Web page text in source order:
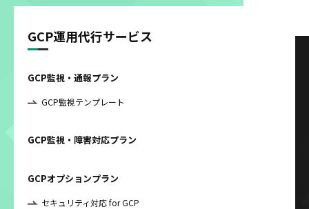
GCP運用代行サービス
GCP監視・通報プラン
GCP監視テンプレート
GCP監視・障害対応プラン
GCPオプションプラン
セキュリティ対応 for GCP